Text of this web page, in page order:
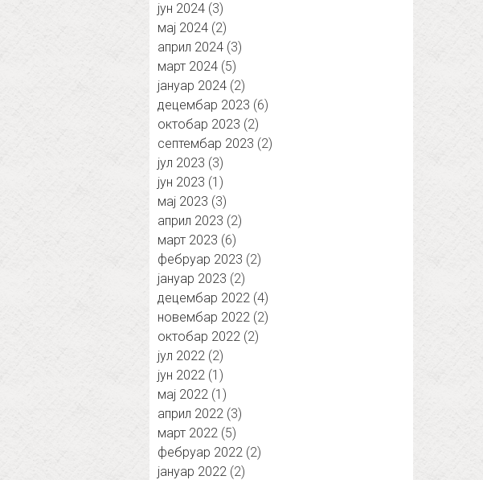
јун 2024 (3)
мај 2024 (2)
април 2024 (3)
март 2024 (5)
јануар 2024 (2)
децембар 2023 (6)
октобар 2023 (2)
септембар 2023 (2)
јул 2023 (3)
јун 2023 (1)
мај 2023 (3)
април 2023 (2)
март 2023 (6)
фебруар 2023 (2)
јануар 2023 (2)
децембар 2022 (4)
новембар 2022 (2)
октобар 2022 (2)
јул 2022 (2)
јун 2022 (1)
мај 2022 (1)
април 2022 (3)
март 2022 (5)
фебруар 2022 (2)
јануар 2022 (2)